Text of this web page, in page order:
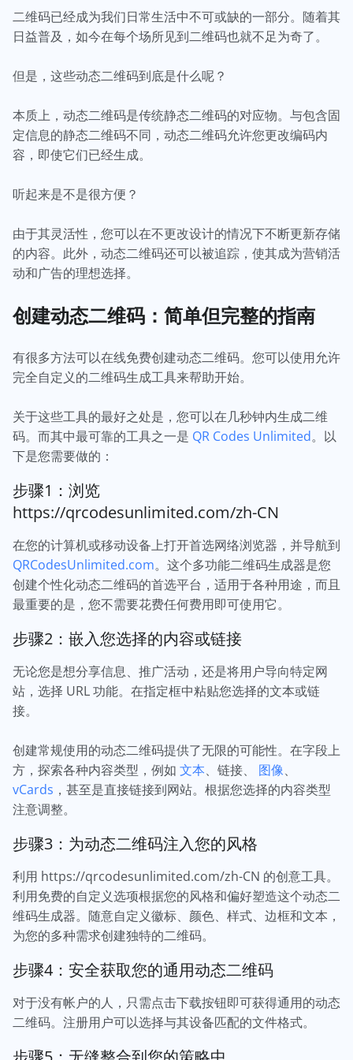
二维码已经成为我们日常生活中不可或缺的一部分。随着其
日益普及，如今在每个场所见到二维码也就不足为奇了。
但是，这些动态二维码到底是什么呢？
本质上，动态二维码是传统静态二维码的对应物。与包含固
定信息的静态二维码不同，动态二维码允许您更改编码内
容，即使它们已经生成。
听起来是不是很方便？
由于其灵活性，您可以在不更改设计的情况下不断更新存储
的内容。此外，动态二维码还可以被追踪，使其成为营销活
动和广告的理想选择。
创建动态二维码：简单但完整的指南
有很多方法可以在线免费创建动态二维码。您可以使用允许
完全自定义的二维码生成工具来帮助开始。
关于这些工具的最好之处是，您可以在几秒钟内生成二维
码。而其中最可靠的工具之一是 QR Codes Unlimited。以
下是您需要做的：
步骤1：浏览
https://qrcodesunlimited.com/zh-CN
在您的计算机或移动设备上打开首选网络浏览器，并导航到
QRCodesUnlimited.com。这个多功能二维码生成器是您
创建个性化动态二维码的首选平台，适用于各种用途，而且
最重要的是，您不需要花费任何费用即可使用它。
步骤2：嵌入您选择的内容或链接
无论您是想分享信息、推广活动，还是将用户导向特定网
站，选择 URL 功能。在指定框中粘贴您选择的文本或链
接。
创建常规使用的动态二维码提供了无限的可能性。在字段上
方，探索各种内容类型，例如 文本、链接、 图像、
vCards ，甚至是直接链接到网站。根据您选择的内容类型
注意调整。
步骤3：为动态二维码注入您的风格
利用 https://qrcodesunlimited.com/zh-CN 的创意工具。
利用免费的自定义选项根据您的风格和偏好塑造这个动态二
维码生成器。随意自定义徽标、颜色、样式、边框和文本，
为您的多种需求创建独特的二维码。
步骤4：安全获取您的通用动态二维码
对于没有帐户的人，只需点击下载按钮即可获得通用的动态
二维码。注册用户可以选择与其设备匹配的文件格式。